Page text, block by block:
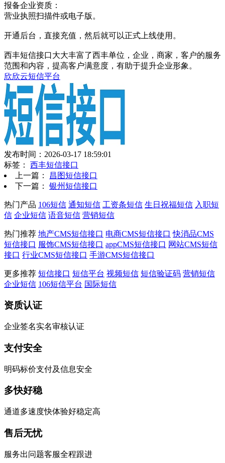
报备企业资质：
营业执照扫描件或电子版。
开通后台，直接充值，然后就可以正式上线使用。
西丰短信接口大大丰富了西丰单位，企业，商家，客户的服务
范围和内容，提高客户满意度，有助于提升企业形象。
欣欣云短信平台
发布时间：2026-03-17 18:59:01
标签： 西丰短信接口
上一篇：
昌图短信接口
下一篇： 银州短信接口
热门产品 106短信 通知短信 工资条短信 生日祝福短信 入职短
信 企业短信 语音短信 营销短信
热门推荐 地产CMS短信接口 电商CMS短信接口 快消品CMS
短信接口 服饰CMS短信接口 appCMS短信接口 网站CMS短信
接口 行业CMS短信接口 手游CMS短信接口
更多推荐 短信接口 短信平台 视频短信 短信验证码 营销短信
企业短信 106短信平台 国际短信
资质认证
企业签名实名审核认证
支付安全
明码标价支付及信息安全
多快好稳
通道多速度快体验好稳定高
售后无忧
服务出问题客服全程跟进